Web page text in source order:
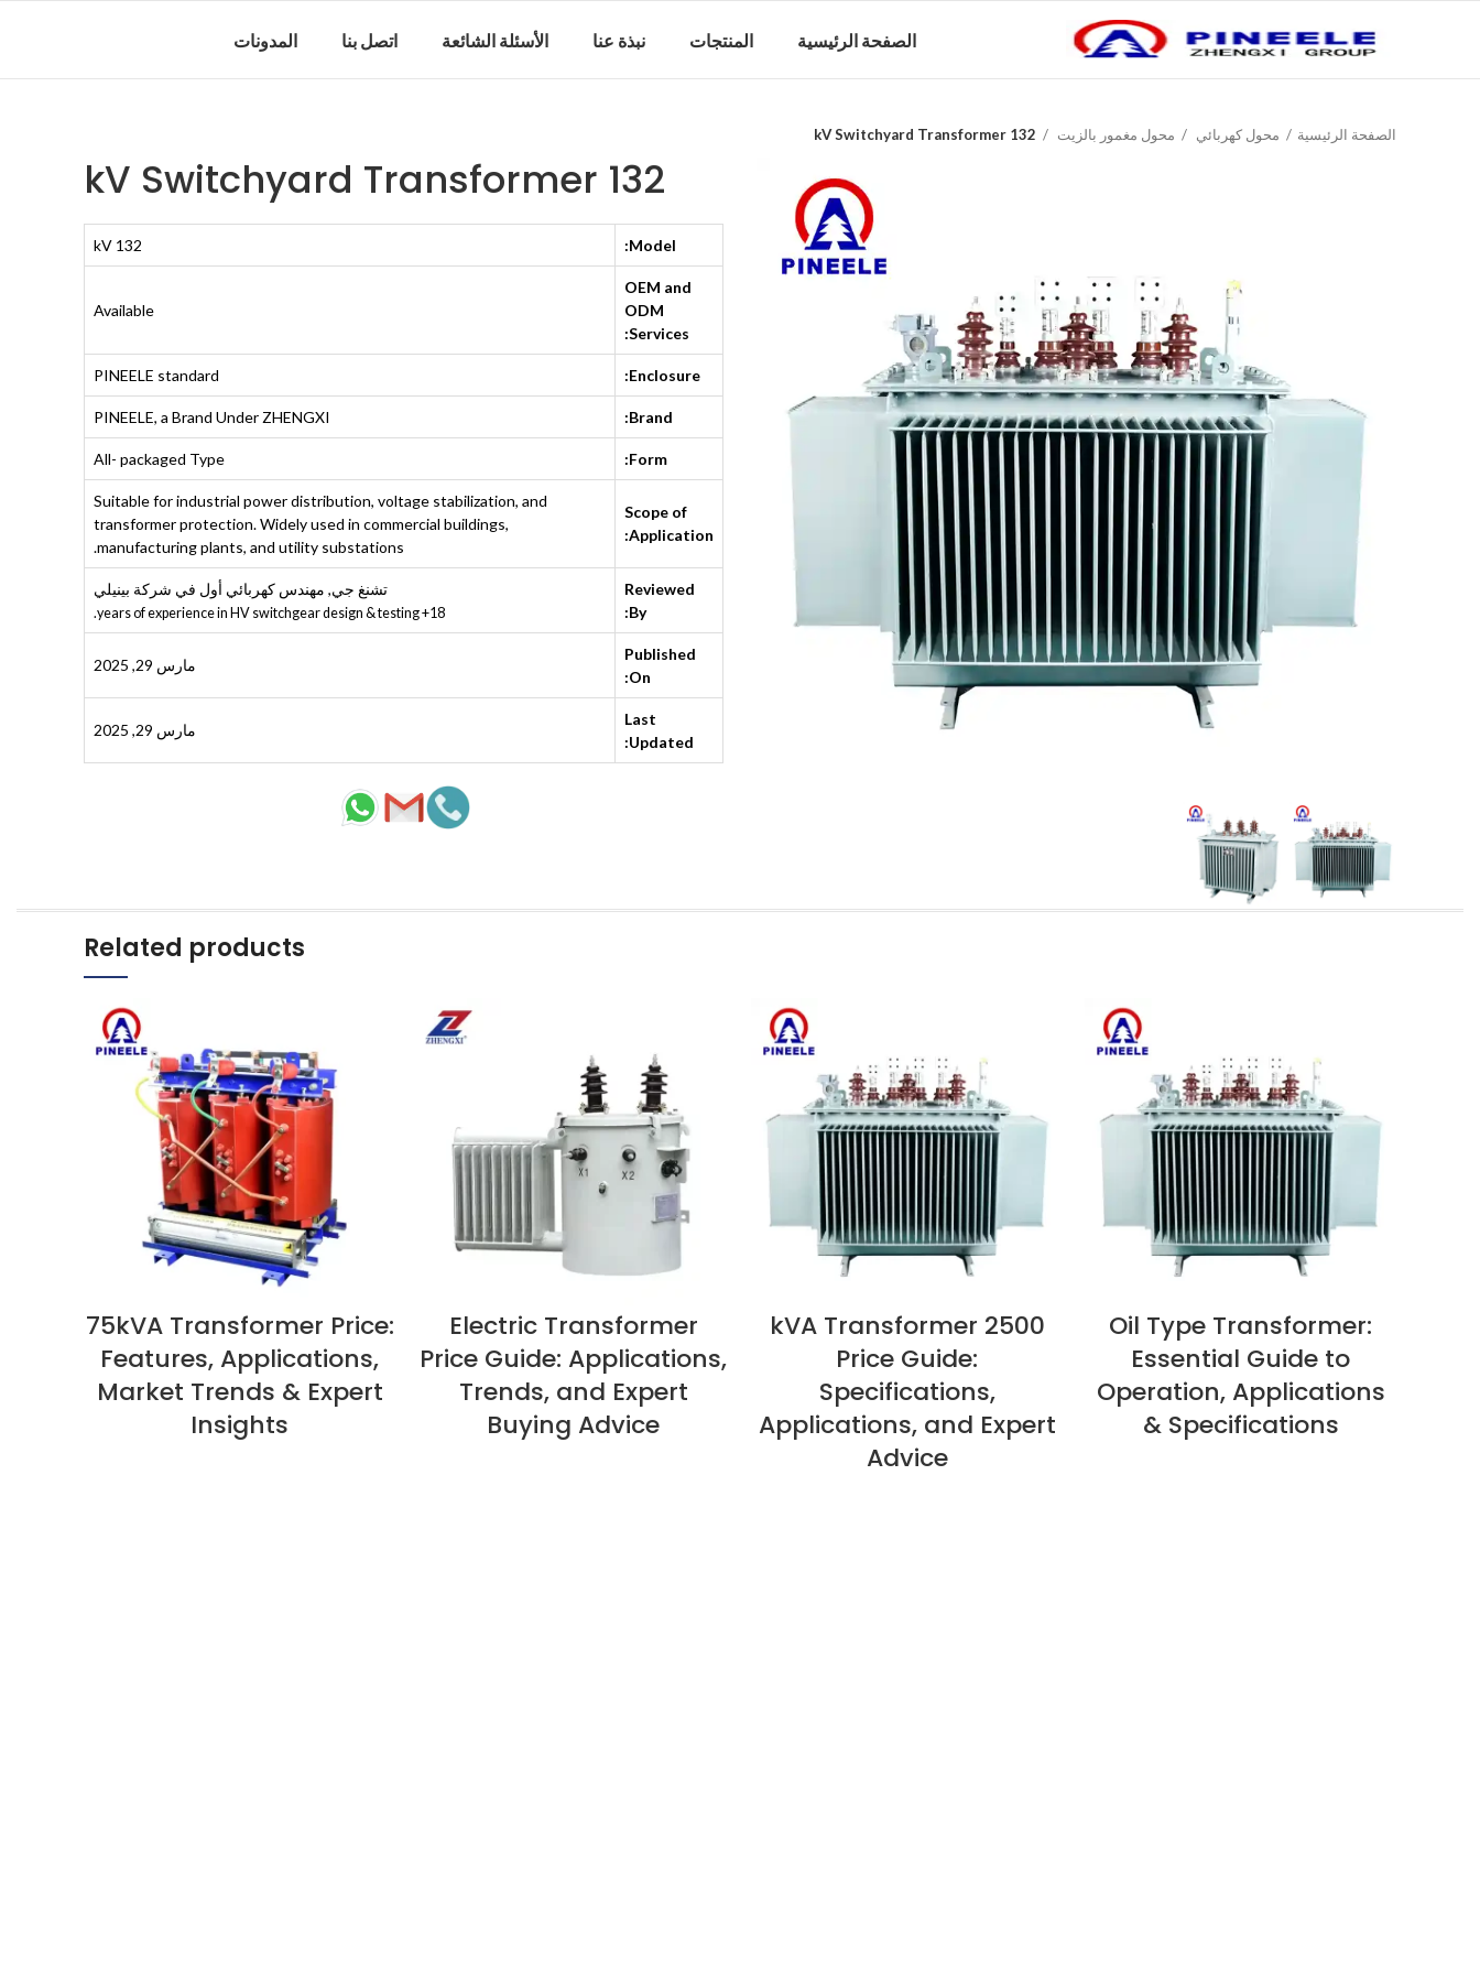
الصفحة الرئيسية المنتجات نبذة عنا الأسئلة الشائعة اتصل بنا المدونات
الصفحة الرئيسية محول كهربائي محول مغمور بالزيت 132 kV Switchyard Transformer
132 kV Switchyard Transformer
Model:
132 kV
OEM and
ODM
Services:
Available
Enclosure:
PINEELE standard
Brand:
PINEELE, a Brand Under ZHENGXI
Form:
All- packaged Type
Scope of
Application:
Suitable for industrial power distribution, voltage stabilization, and
transformer protection. Widely used in commercial buildings,
manufacturing plants, and utility substations.
Reviewed
By:
تشنغ جي, مهندس كهربائي أول في شركة بينيلي
18+ years of experience in HV switchgear design & testing.
Published
On:
مارس 29, 2025
Last
Updated:
مارس 29, 2025
Related products
VIEW NOW
Oil Type Transformer:
Essential Guide to
Operation, Applications
& Specifications
VIEW NOW
2500 kVA Transformer
Price Guide:
Specifications,
Applications, and Expert
Advice
VIEW NOW
Electric Transformer
Price Guide: Applications,
Trends, and Expert
Buying Advice
VIEW NOW
75kVA Transformer Price:
Features, Applications,
Market Trends & Expert
Insights